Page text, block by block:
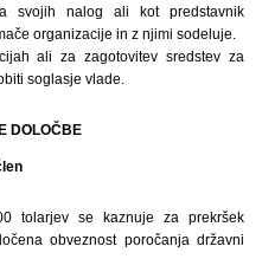
svojih nalog ali kot predstavnik
organizacije in z njimi sodeluje.
ali za zagotovitev sredstev za
soglasje vlade.
DOLOČBE
tolarjev se kaznuje za prekršek
obveznost poročanja državni